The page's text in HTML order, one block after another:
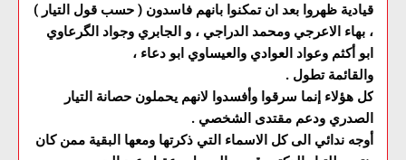
قيادية ظهروا بعد ان تمكنوا بانهم فاسدون ( حسب قول التيار )
، بهاء الاعرجي ومحمد الدراجي ، و الجابري وجواد الگرعاوي
ابو أكثم وعواد العوادي والعيساوي ابو دعاء ،
والقائمة تطول .
كل هؤلاء إنما سرقوا وأفسدوا لانهم يحملون حصانة التيار
الصدري ودعم مقتدى الشخصي .
أوجه ندائي الى كل الاسماء التي ذكرتها ومعها البقية ممن كان